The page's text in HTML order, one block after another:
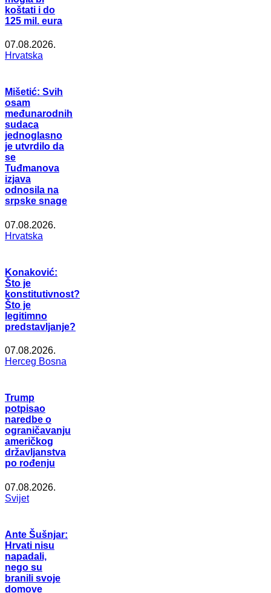
koštati i do
125 mil. eura
07.08.2026.
Hrvatska
Mišetić: Svih
osam
međunarodnih
sudaca
jednoglasno
je utvrdilo da
se
Tuđmanova
izjava
odnosila na
srpske snage
07.08.2026.
Hrvatska
Konaković:
Što je
konstitutivnost?
Što je
legitimno
predstavljanje?
07.08.2026.
Herceg Bosna
Trump
potpisao
naredbe o
ograničavanju
američkog
državljanstva
po rođenju
07.08.2026.
Svijet
Ante Šušnjar:
Hrvati nisu
napadali,
nego su
branili svoje
domove